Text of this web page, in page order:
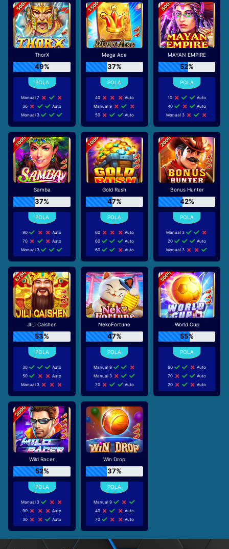
ThorX
49%
Manual 7
30
Auto
Manual 3
Mega Ace
37%
40
Auto
Manual 9
50
Auto
MAYAN EMPIRE
52%
10
Auto
40
Auto
Manual 3
Samba
37%
90
Auto
70
Auto
Manual 3
Gold Rush
47%
60
Auto
60
Auto
60
Auto
Bonus Hunter
42%
Manual 3
20
Auto
Manual 3
JILI Caishen
53%
30
Auto
50
Auto
Manual 3
NekoFortune
47%
Manual 9
Manual 3
70
Auto
World Cup
55%
60
Auto
70
Auto
20
Auto
Wild Racer
52%
Manual 3
90
Auto
30
Auto
Win Drop
37%
Manual 9
40
Auto
70
Auto